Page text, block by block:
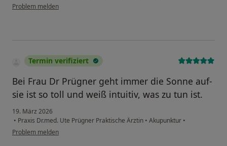
Problem melden
Termin verifiziert
Bei Frau Dr Prügner geht immer die Sonne auf-
sie ist so toll und weiß intuitiv, was zu tun ist.
19. März 2026
• Praxis Dr.med. Ute Prügner Praktische Ärztin • Akupunktur •
Problem melden